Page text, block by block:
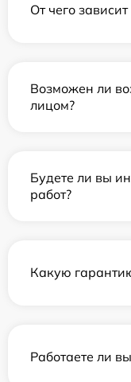
От чего
Возможен ли
лицом?
Будете ли вы
работ?
Какую
Работаете ли